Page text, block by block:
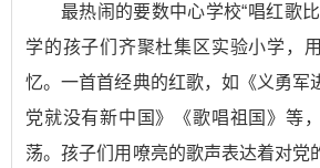
最热闹的要数中心学校“唱红歌
学的孩子们齐聚杜集区实验小学，
忆。一首首经典的红歌，如《义勇军
党就没有新中国》《歌唱祖国》等
荡。孩子们用嘹亮的歌声表达着对党